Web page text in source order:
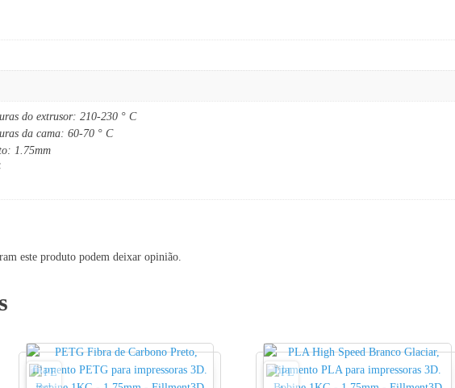
do extrusor: 210-230 ° C
da cama: 60-70 ° C
1.75mm
este produto podem deixar opinião.